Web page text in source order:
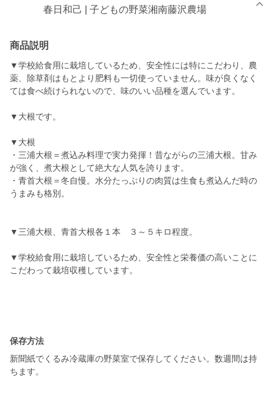
春日和己 | 子どもの野菜湘南藤沢農場
商品説明
▼学校給食用に栽培しているため、安全性には特にこだわり、農
薬、除草剤はもとより肥料も一切使っていません。味が良くなく
ては食べ続けられないので、味のいい品種を選んでいます。
▼大根です。
▼大根
・三浦大根＝煮込み料理で実力発揮！昔ながらの三浦大根。甘み
が強く、煮大根として絶大な人気を誇ります。
・青首大根＝冬自慢。水分たっぷりの肉質は生食も煮込んだ時の
うまみも格別。
▼三浦大根、青首大根各１本 ３～５キロ程度。
▼学校給食用に栽培しているため、安全性と栄養価の高いことに
こだわって栽培収穫しています。
保存方法
新聞紙でくるみ冷蔵庫の野菜室で保存してください。数週間は持
ちます。